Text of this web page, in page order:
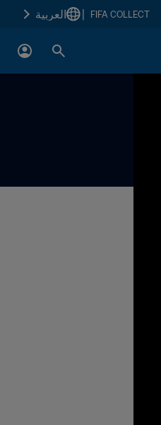
FIFA COLLECT العربية